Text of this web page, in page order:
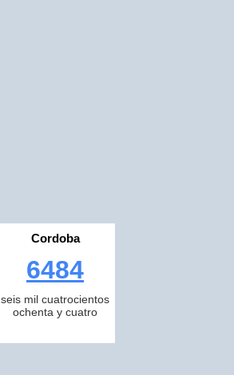
Cordoba
6484
seis mil cuatrocientos
ochenta y cuatro